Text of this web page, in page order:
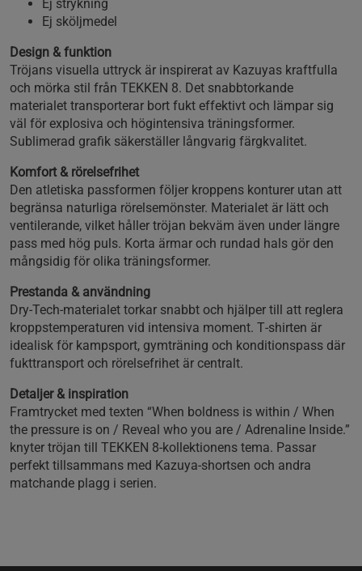
Ej strykning
Ej sköljmedel
Design & funktion
Tröjans visuella uttryck är inspirerat av Kazuyas kraftfulla
och mörka stil från TEKKEN 8. Det snabbtorkande
materialet transporterar bort fukt effektivt och lämpar sig
väl för explosiva och högintensiva träningsformer.
Sublimerad grafik säkerställer långvarig färgkvalitet.
Komfort & rörelsefrihet
Den atletiska passformen följer kroppens konturer utan att
begränsa naturliga rörelsemönster. Materialet är lätt och
ventilerande, vilket håller tröjan bekväm även under längre
pass med hög puls. Korta ärmar och rundad hals gör den
mångsidig för olika träningsformer.
Prestanda & användning
Dry‑Tech‑materialet torkar snabbt och hjälper till att reglera
kroppstemperaturen vid intensiva moment. T‑shirten är
idealisk för kampsport, gymträning och konditionspass där
fukttransport och rörelsefrihet är centralt.
Detaljer & inspiration
Framtrycket med texten “When boldness is within / When
the pressure is on / Reveal who you are / Adrenaline Inside.”
knyter tröjan till TEKKEN 8‑kollektionens tema. Passar
perfekt tillsammans med Kazuya‑shortsen och andra
matchande plagg i serien.